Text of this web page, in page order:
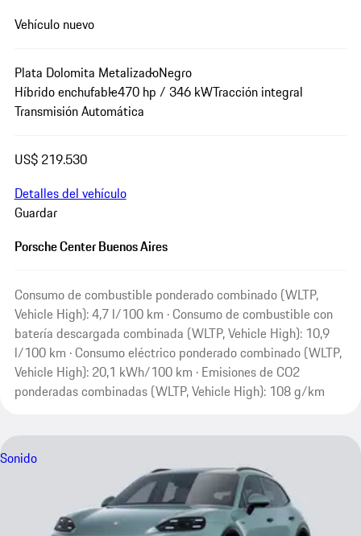
Vehículo nuevo
Plata Dolomita MetalizadoNegro
Híbrido enchufable470 hp / 346 kWTracción integral
Transmisión Automática
US$ 219.530
Detalles del vehículo
Guardar
Porsche Center Buenos Aires
Consumo de combustible ponderado combinado (WLTP,
Vehicle High): 4,7 l/100 km · Consumo de combustible con
batería descargada combinada (WLTP, Vehicle High): 10,9
l/100 km · Consumo eléctrico ponderado combinado (WLTP,
Vehicle High): 20,1 kWh/100 km · Emisiones de CO2
ponderadas combinadas (WLTP, Vehicle High): 108 g/km
Sonido